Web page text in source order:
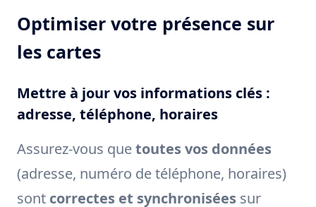
Optimiser votre présence sur
les cartes
Mettre à jour vos informations clés :
adresse, téléphone, horaires
Assurez-vous quetoutes vos données
(adresse, numéro de téléphone, horaires)
sont correctes et synchronisées sur